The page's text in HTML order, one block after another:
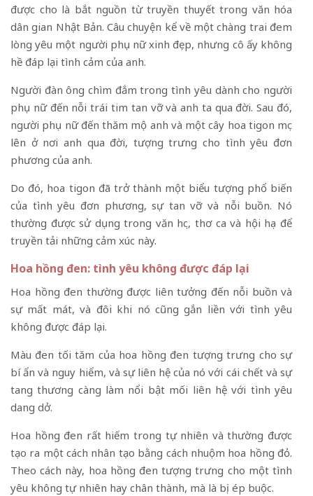
được cho là bắt nguồn từ truyền thuyết trong văn hóa
dân gian Nhật Bản. Câu chuyện kể về một chàng trai đem
lòng yêu một người phụ nữ xinh đẹp, nhưng cô ấy không
hề đáp lại tình cảm của anh.
Người đàn ông chìm đắm trong tình yêu dành cho người
phụ nữ đến nỗi trái tim tan vỡ và anh ta qua đời. Sau đó,
người phụ nữ đến thăm mộ anh và một cây hoa tigon mọc
lên ở nơi anh qua đời, tượng trưng cho tình yêu đơn
phương của anh.
Do đó, hoa tigon đã trở thành một biểu tượng phổ biến
của tình yêu đơn phương, sự tan vỡ và nỗi buồn. Nó
thường được sử dụng trong văn học, thơ ca và hội họa để
truyền tải những cảm xúc này.
Hoa hồng đen: tình yêu không được đáp lại
Hoa hồng đen thường được liên tưởng đến nỗi buồn và
sự mất mát, và đôi khi nó cũng gắn liền với tình yêu
không được đáp lại.
Màu đen tối tăm của hoa hồng đen tượng trưng cho sự
bí ẩn và nguy hiểm, và sự liên hệ của nó với cái chết và sự
tang thương càng làm nổi bật mối liên hệ với tình yêu
dang dở.
Hoa hồng đen rất hiếm trong tự nhiên và thường được
tạo ra một cách nhân tạo bằng cách nhuộm hoa hồng đỏ.
Theo cách này, hoa hồng đen tượng trưng cho một tình
yêu không tự nhiên hay chân thành, mà là bị ép buộc.